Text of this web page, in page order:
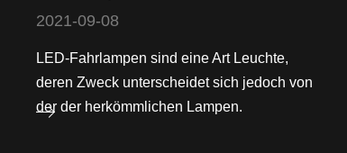
2021-09-08
LED-Fahrlampen sind eine Art Leuchte,
deren Zweck unterscheidet sich jedoch von
der der herkömmlichen Lampen.